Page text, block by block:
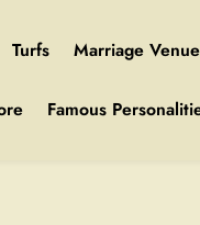
Turfs Marriage
Famous